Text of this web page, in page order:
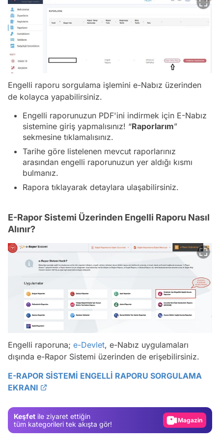
Engelli raporu sorgulama işlemini e-Nabız üzerinden
de kolayca yapabilirsiniz.
Engelli raporunuzun PDF'ini indirmek için E-Nabız
sistemine giriş yapmalısınız! “Raporlarım”
sekmesine tıklamalısınız.
Tarihe göre listelenen mevcut raporlarınız
arasından engelli raporunuzun yer aldığı kısmı
bulmanız.
Rapora tıklayarak detaylara ulaşabilirsiniz.
E-Rapor Sistemi Üzerinden Engelli Raporu Nasıl
Alınır?
Engelli raporuna; e-Devlet, e-Nabız uygulamaları
dışında e-Rapor Sistemi üzerinden de erişebilirsiniz.
E-RAPOR SİSTEMİ ENGELLİ RAPORU SORGULAMA
EKRANI
Keşfet ile ziyaret ettiğin
tüm kategorileri tek akışta gör!
Video
Magazin